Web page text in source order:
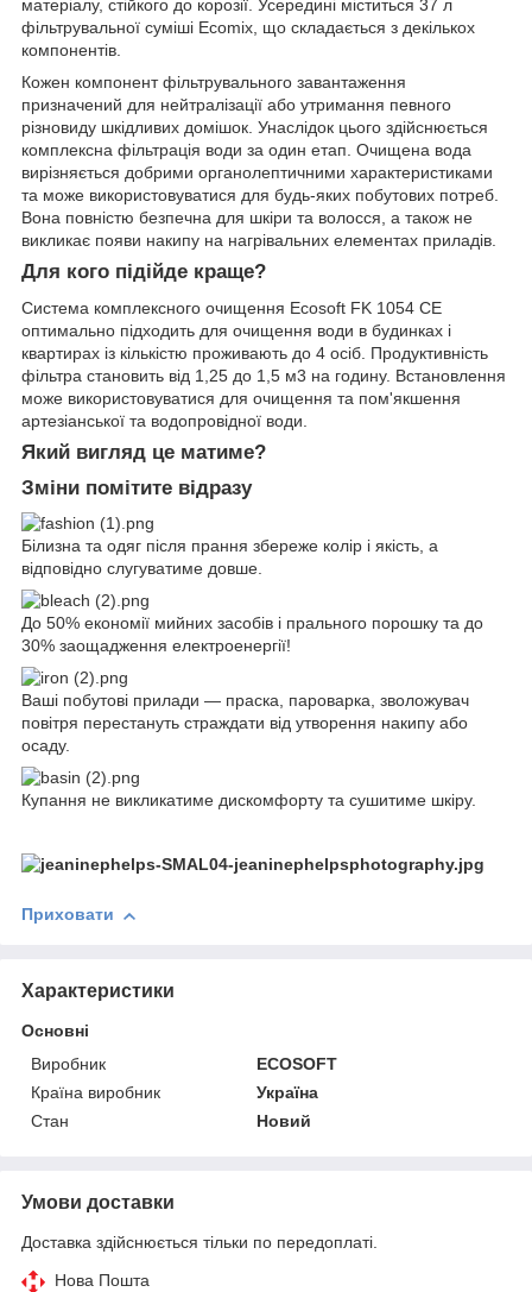
матеріалу, стійкого до корозії. Усередині міститься 37 л
фільтрувальної суміші Ecomix, що складається з декількох
компонентів.
Кожен компонент фільтрувального завантаження
призначений для нейтралізації або утримання певного
різновиду шкідливих домішок. Унаслідок цього здійснюється
комплексна фільтрація води за один етап. Очищена вода
вирізняється добрими органолептичними характеристиками
та може використовуватися для будь-яких побутових потреб.
Вона повністю безпечна для шкіри та волосся, а також не
викликає появи накипу на нагрівальних елементах приладів.
Для кого підійде краще?
Система комплексного очищення Ecosoft FK 1054 CE
оптимально підходить для очищення води в будинках і
квартирах із кількістю проживають до 4 осіб. Продуктивність
фільтра становить від 1,25 до 1,5 м3 на годину. Встановлення
може використовуватися для очищення та пом'якшення
артезіанської та водопровідної води.
Який вигляд це матиме?
Зміни помітите відразу
Білизна та одяг після прання збереже колір і якість, а
відповідно слугуватиме довше.
До 50% економії мийних засобів і прального порошку та до
30% заощадження електроенергії!
Ваші побутові прилади — праска, пароварка, зволожувач
повітря перестануть страждати від утворення накипу або
осаду.
Купання не викликатиме дискомфорту та сушитиме шкіру.
Приховати
Характеристики
Основні
Виробник
ECOSOFT
Країна виробник
Україна
Стан
Новий
Умови доставки
Доставка здійснюється тільки по передоплаті.
Нова Пошта